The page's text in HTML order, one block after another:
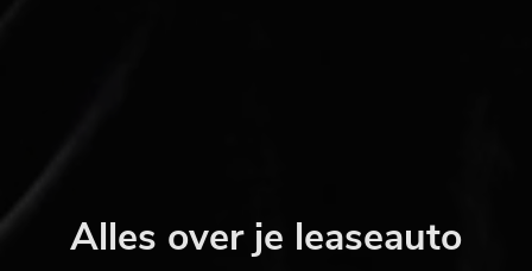
Alles over je leaseauto